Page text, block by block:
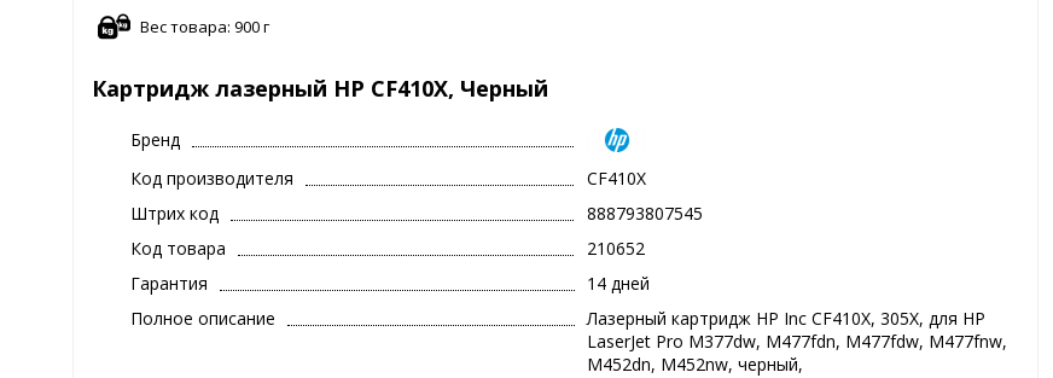
Вес товара: 900 г
Картридж лазерный HP CF410X, Черный
Бренд
Код производителя
CF410X
Штрих код
888793807545
Код товара
210652
Гарантия
14 дней
Полное описание
Лазерный картридж HP Inc CF410X, 305X, для HP
LaserJet Pro M377dw, M477fdn, M477fdw, M477fnw,
M452dn, M452nw, черный,